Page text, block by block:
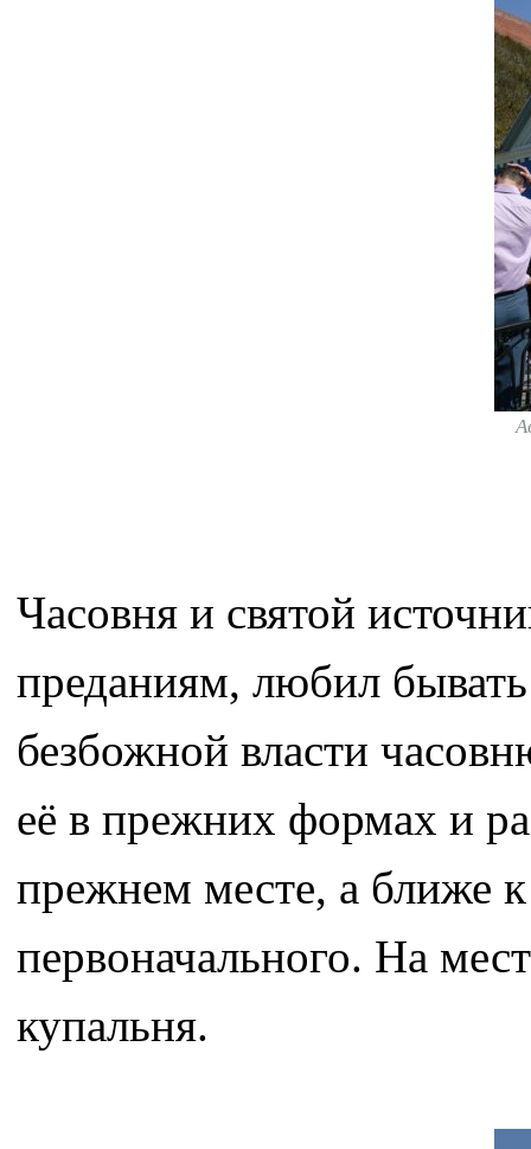
Часовня и святой
преданиям, любил
безбожной власти
её в прежних формах и
прежнем месте, а ближе к
первоначального. На
купальня.